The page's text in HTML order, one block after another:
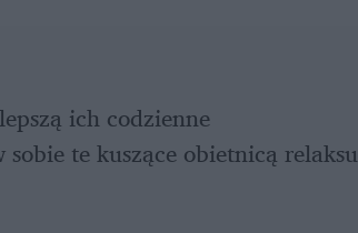
ich codzienne
te kuszące obietnicą relaksu